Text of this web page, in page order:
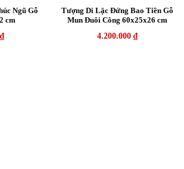
Ngũ Gỗ
cm
₫
Tượng Di Lặc Đứng Bao Tiền Gỗ
Mun Đuôi Công 60x25x26 cm
4.200.000 ₫